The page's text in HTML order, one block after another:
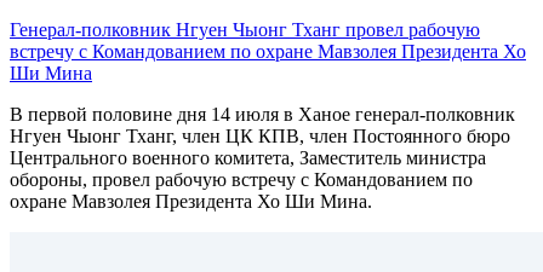
Генерал-полковник Нгуен Чыонг Тханг провел рабочую
встречу с Командованием по охране Мавзолея Президента Хо
Ши Мина
В первой половине дня 14 июля в Ханое генерал-полковник
Нгуен Чыонг Тханг, член ЦК КПВ, член Постоянного бюро
Центрального военного комитета, Заместитель министра
обороны, провел рабочую встречу с Командованием по
охране Мавзолея Президента Хо Ши Мина.